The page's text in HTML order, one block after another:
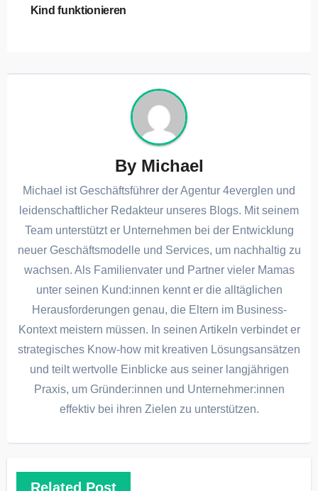
Kind funktionieren
By Michael
Michael ist Geschäftsführer der Agentur 4everglen und
leidenschaftlicher Redakteur unseres Blogs. Mit seinem
Team unterstützt er Unternehmen bei der Entwicklung
neuer Geschäftsmodelle und Services, um nachhaltig zu
wachsen. Als Familienvater und Partner vieler Mamas
unter seinen Kund:innen kennt er die alltäglichen
Herausforderungen genau, die Eltern im Business-
Kontext meistern müssen. In seinen Artikeln verbindet er
strategisches Know-how mit kreativen Lösungsansätzen
und teilt wertvolle Einblicke aus seiner langjährigen
Praxis, um Gründer:innen und Unternehmer:innen
effektiv bei ihren Zielen zu unterstützen.
Related Post